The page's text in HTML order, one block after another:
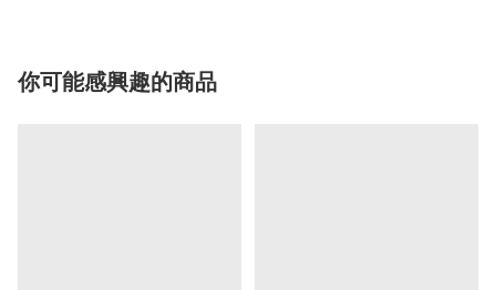
你可能感興趣的商品